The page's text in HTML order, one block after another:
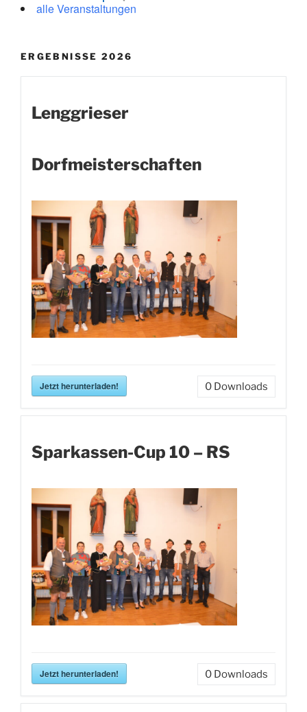
alle Veranstaltungen
ERGEBNISSE 2026
Lenggrieser
Dorfmeisterschaften
Jetzt herunterladen! 0 Downloads
Sparkassen-Cup 10 – RS
Jetzt herunterladen! 0 Downloads